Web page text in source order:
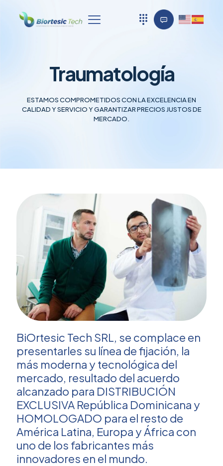
Traumatología
ESTAMOS COMPROMETIDOS CON LA EXCELENCIA EN
CALIDAD Y SERVICIO Y GARANTIZAR PRECIOS JUSTOS DE
MERCADO.
BiOrtesic Tech SRL, se complace en
presentarles su línea de fijación, la
más moderna y tecnológica del
mercado, resultado del acuerdo
alcanzado para DISTRIBUCIÓN
EXCLUSIVA República Dominicana y
HOMOLOGADO para el resto de
América Latina, Europa y África con
uno de los fabricantes más
innovadores en el mundo.